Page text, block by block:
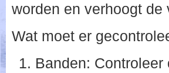
worden en verhoogt
Wat moet er
Banden: